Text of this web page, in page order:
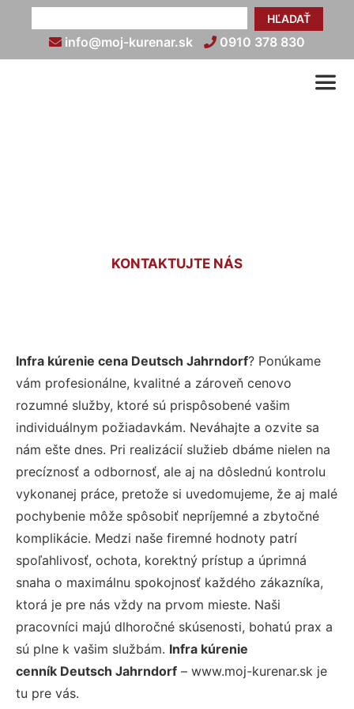
HĽADAŤ
info@moj-kurenar.sk 0910 378 830
KONTAKTUJTE NÁS
Infra kúrenie cena Deutsch Jahrndorf? Ponúkame
vám profesionálne, kvalitné a zároveň cenovo
rozumné služby, ktoré sú prispôsobené vašim
individuálnym požiadavkám. Neváhajte a ozvite sa
nám ešte dnes. Pri realizácií služieb dbáme nielen na
precíznosť a odbornosť, ale aj na dôslednú kontrolu
vykonanej práce, pretože si uvedomujeme, že aj malé
pochybenie môže spôsobiť nepríjemné a zbytočné
komplikácie. Medzi naše firemné hodnoty patrí
spoľahlivosť, ochota, korektný prístup a úprimná
snaha o maximálnu spokojnosť každého zákazníka,
ktorá je pre nás vždy na prvom mieste. Naši
pracovníci majú dlhoročné skúsenosti, bohatú prax a
sú plne k vašim službám. Infra kúrenie
cenník Deutsch Jahrndorf – www.moj-kurenar.sk je
tu pre vás.